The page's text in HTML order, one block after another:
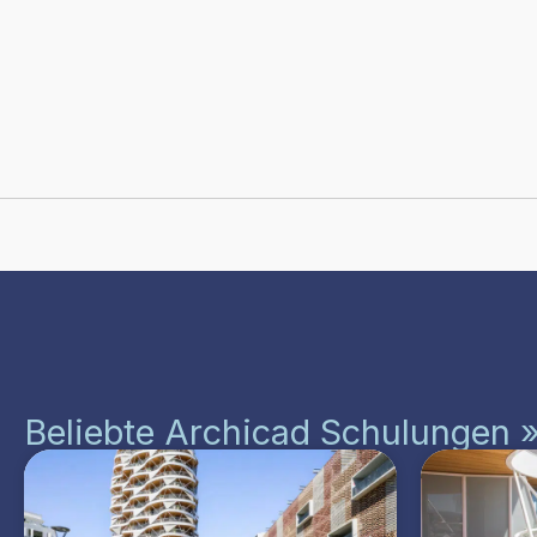
Beliebte Archicad Schulungen